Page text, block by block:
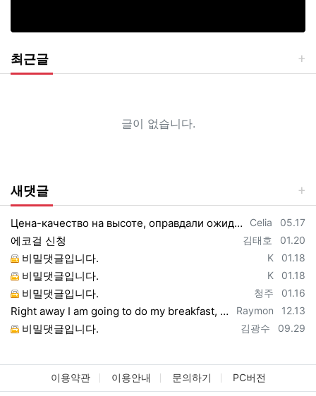
최근글
글이 없습니다.
새댓글
등록자
Celia 등록일
05.17
Цена-качество на высоте, оправдали ожидания https://vpncheburnet.top/
등록자
김태호 등록일
01.20
에코걸 신청
등록자
K 등록일
01.18
비밀댓글입니다.
등록자
K 등록일
01.18
비밀댓글입니다.
등록자
청주 등록일
01.16
비밀댓글입니다.
등록자
Raymon 등록일
12.13
Right away I am going to do my breakfast, once having my breakfast coming yet ag…
등록자
김광수 등록일
09.29
비밀댓글입니다.
이용약관 이용안내 문의하기 PC버전